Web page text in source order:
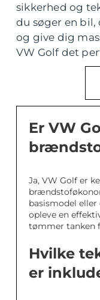
sikkerhed og
du søger en
og give dig
VW Golf det
Er VW
Ja, VW Golf er
basismodel eller
opleve en
tømmer tanken
Hvilke
er